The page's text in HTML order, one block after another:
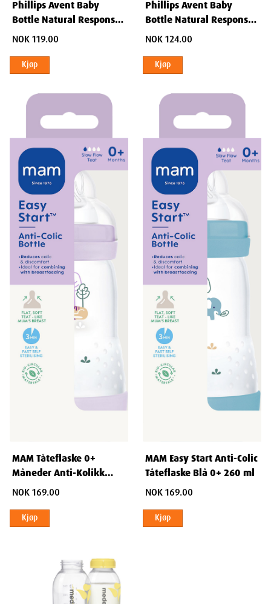
Phillips Avent Baby
Bottle Natural Response
0 mnd+ 125 ml
NOK 119.00
Kjøp
Phillips Avent Baby
Bottle Natural Response 1
mnd+ 260 ml
NOK 124.00
Kjøp
MAM Tåteflaske 0+
Måneder Anti-Kolikk
260ml 1 stk
NOK 169.00
Kjøp
MAM Easy Start Anti-Colic
Tåteflaske Blå 0+ 260 ml
NOK 169.00
Kjøp